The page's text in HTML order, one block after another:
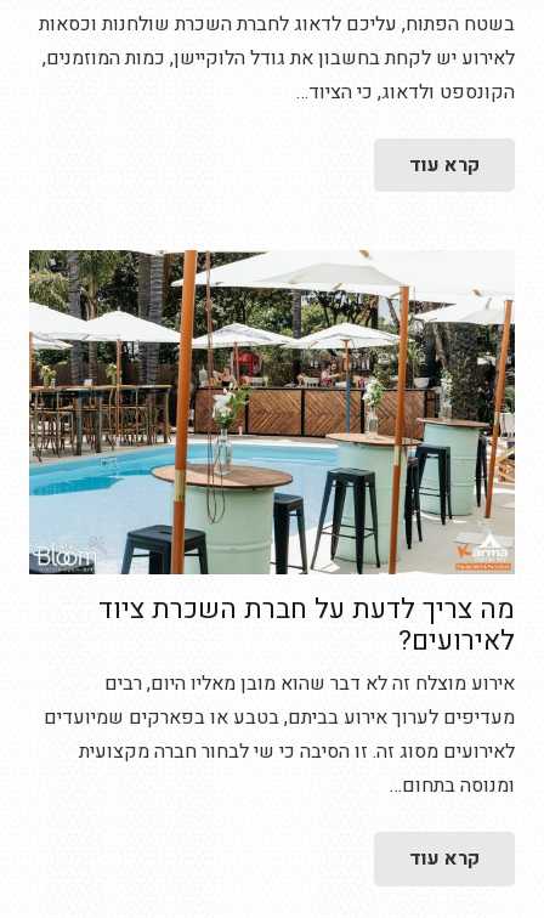
בשטח הפתוח, עליכם לדאוג לחברת השכרת שולחנות וכסאות
לאירוע יש לקחת בחשבון את גודל הלוקיישן, כמות המוזמנים,
הקונספט ולדאוג, כי הציוד…
קרא עוד
מה צריך לדעת על חברת השכרת ציוד
לאירועים?
אירוע מוצלח זה לא דבר שהוא מובן מאליו היום, רבים
מעדיפים לערוך אירוע בביתם, בטבע או בפארקים שמיועדים
לאירועים מסוג זה. זו הסיבה כי שי לבחור חברה מקצועית
ומנוסה בתחום…
קרא עוד